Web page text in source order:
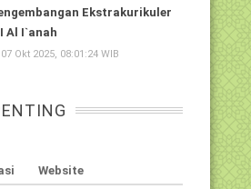
Ekstrakurikuler
Al I`anah
07 Okt 2025, 08:01:24 WIB
Website